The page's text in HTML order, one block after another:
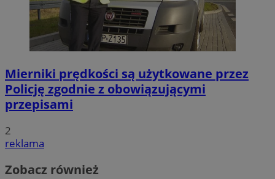
Mierniki prędkości są użytkowane przez
Policję zgodnie z obowiązującymi
przepisami
2
reklama
Zobacz również